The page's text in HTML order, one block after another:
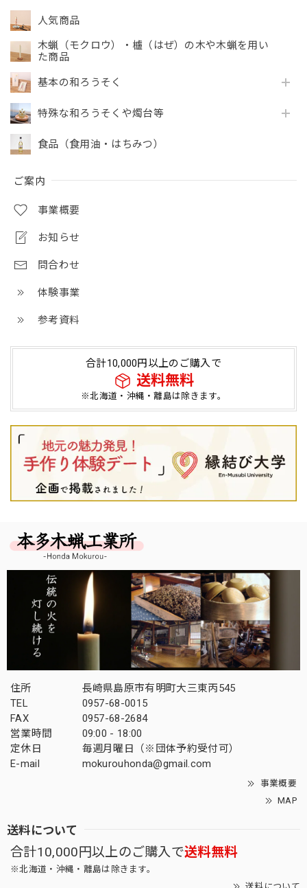
人気商品
木蝋（モクロウ）・櫨（はぜ）の木や木蝋を用い
た商品
基本の和ろうそく
特殊な和ろうそくや燭台等
食品（食用油・はちみつ）
ご案内
事業概要
お知らせ
問合わせ
体験事業
参考資料
合計10,000円以上のご購入で
送料無料
※北海道・沖縄・離島は除きます。
住所
長崎県島原市有明町大三東丙545
TEL
0957-68-0015
FAX
0957-68-2684
営業時間
09:00 - 18:00
定休日
毎週月曜日（※団体予約受付可）
E-mail
mokurouhonda@gmail.com
事業概要
MAP
送料について
合計10,000円以上のご購入で送料無料
※北海道・沖縄・離島は除きます。